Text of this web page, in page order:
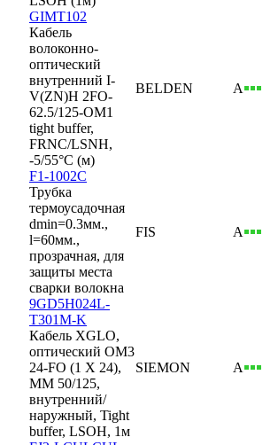
GIMT102
Кабель
волоконно-
оптический
внутренний I-
V(ZN)H 2FO-
62.5/125-OM1
tight buffer,
FRNC/LSNH,
-5/55°C (м)
BELDEN А
F1-1002C
Трубка
термоусадочная
dmin=0.3мм.,
l=60мм.,
прозрачная, для
защиты места
сварки волокна
FIS А
9GD5H024L-
T301M-K
Кабель XGLO,
оптический OM3
24-FO (1 Х 24),
MM 50/125,
внутренний/
наружный, Tight
buffer, LSOH, 1м
SIEMON А